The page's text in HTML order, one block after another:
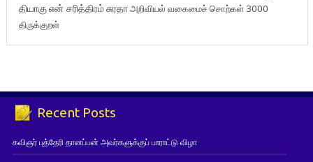
தியாகுஎன் சரித்திரம்சுரதாஅறிவியல் வகைமைச் சொற்கள் 3000
திருக்குறள்
Recent Posts
கவிஞர் புத்தேரி தானப்பன் அவர்களுக்குப் பாராட்டு விழா